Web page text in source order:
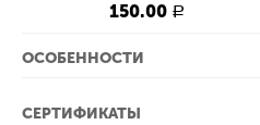
150.00 Р
ОСОБЕННОСТИ
СЕРТИФИКАТЫ